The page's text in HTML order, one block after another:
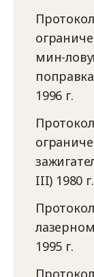
мин-
1996 г.
III) 1980 г.
1995 г.